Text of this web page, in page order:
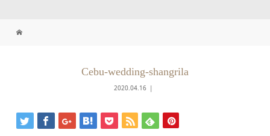
Cebu-wedding-shangrila
2020.04.16